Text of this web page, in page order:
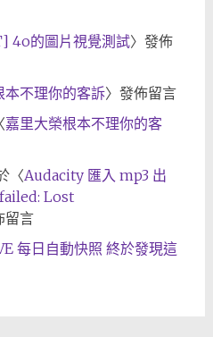
4o的圖片視覺測試〉發佈
本不理你的客訴〉發佈留言
嘉里大榮根本不理你的客
〈Audacity 匯入 mp3 出
Lost
留言
每日自動快照 終於發現這